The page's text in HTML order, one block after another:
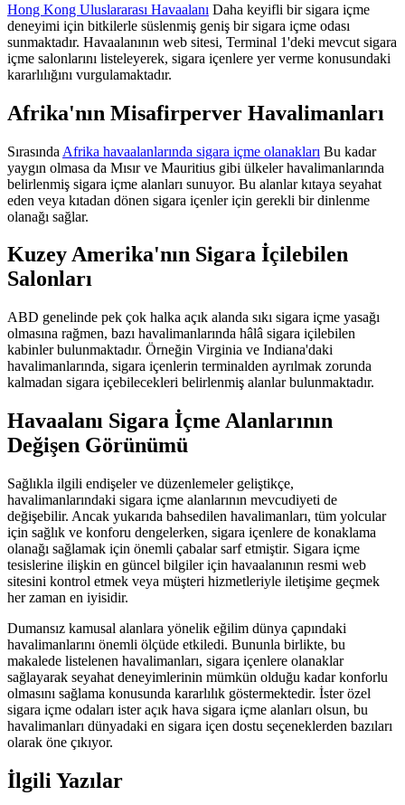
Hong Kong Uluslararası Havaalanı Daha keyifli bir sigara içme
deneyimi için bitkilerle süslenmiş geniş bir sigara içme odası
sunmaktadır. Havaalanının web sitesi, Terminal 1'deki mevcut sigara
içme salonlarını listeleyerek, sigara içenlere yer verme konusundaki
kararlılığını vurgulamaktadır.
Afrika'nın Misafirperver Havalimanları
Sırasında Afrika havaalanlarında sigara içme olanakları Bu kadar
yaygın olmasa da Mısır ve Mauritius gibi ülkeler havalimanlarında
belirlenmiş sigara içme alanları sunuyor. Bu alanlar kıtaya seyahat
eden veya kıtadan dönen sigara içenler için gerekli bir dinlenme
olanağı sağlar.
Kuzey Amerika'nın Sigara İçilebilen
Salonları
ABD genelinde pek çok halka açık alanda sıkı sigara içme yasağı
olmasına rağmen, bazı havalimanlarında hâlâ sigara içilebilen
kabinler bulunmaktadır. Örneğin Virginia ve Indiana'daki
havalimanlarında, sigara içenlerin terminalden ayrılmak zorunda
kalmadan sigara içebilecekleri belirlenmiş alanlar bulunmaktadır.
Havaalanı Sigara İçme Alanlarının
Değişen Görünümü
Sağlıkla ilgili endişeler ve düzenlemeler geliştikçe,
havalimanlarındaki sigara içme alanlarının mevcudiyeti de
değişebilir. Ancak yukarıda bahsedilen havalimanları, tüm yolcular
için sağlık ve konforu dengelerken, sigara içenlere de konaklama
olanağı sağlamak için önemli çabalar sarf etmiştir. Sigara içme
tesislerine ilişkin en güncel bilgiler için havaalanının resmi web
sitesini kontrol etmek veya müşteri hizmetleriyle iletişime geçmek
her zaman en iyisidir.
Dumansız kamusal alanlara yönelik eğilim dünya çapındaki
havalimanlarını önemli ölçüde etkiledi. Bununla birlikte, bu
makalede listelenen havalimanları, sigara içenlere olanaklar
sağlayarak seyahat deneyimlerinin mümkün olduğu kadar konforlu
olmasını sağlama konusunda kararlılık göstermektedir. İster özel
sigara içme odaları ister açık hava sigara içme alanları olsun, bu
havalimanları dünyadaki en sigara içen dostu seçeneklerden bazıları
olarak öne çıkıyor.
İlgili Yazılar